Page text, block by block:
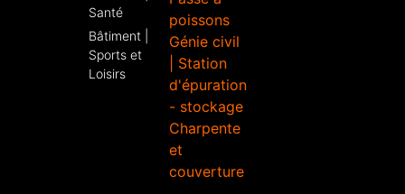
Santé
Bâtiment |
Sports et
Loisirs
poissons
Génie civil
| Station
d'épuration
- stockage
Charpente
et
couverture